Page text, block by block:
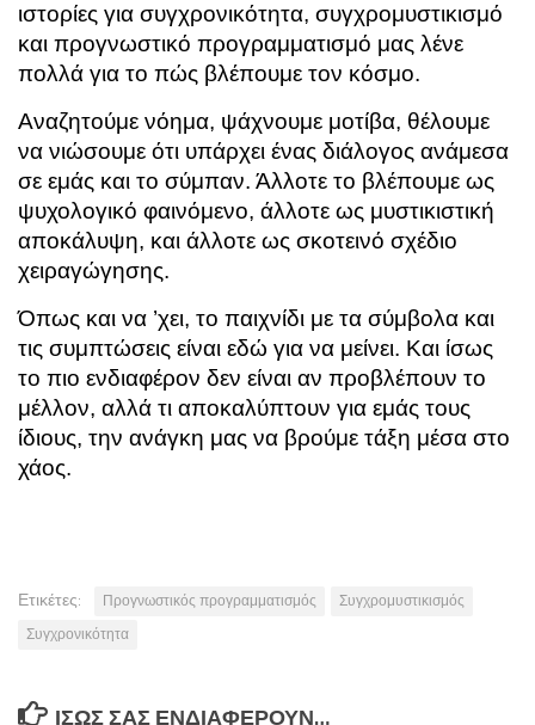
ιστορίες για συγχρονικότητα, συγχρομυστικισμό
και προγνωστικό προγραμματισμό μας λένε
πολλά για το πώς βλέπουμε τον κόσμο.
Αναζητούμε νόημα, ψάχνουμε μοτίβα, θέλουμε
να νιώσουμε ότι υπάρχει ένας διάλογος ανάμεσα
σε εμάς και το σύμπαν. Άλλοτε το βλέπουμε ως
ψυχολογικό φαινόμενο, άλλοτε ως μυστικιστική
αποκάλυψη, και άλλοτε ως σκοτεινό σχέδιο
χειραγώγησης.
Όπως και να ’χει, το παιχνίδι με τα σύμβολα και
τις συμπτώσεις είναι εδώ για να μείνει. Και ίσως
το πιο ενδιαφέρον δεν είναι αν προβλέπουν το
μέλλον, αλλά τι αποκαλύπτουν για εμάς τους
ίδιους, την ανάγκη μας να βρούμε τάξη μέσα στο
χάος.
Ετικέτες: Προγνωστικός προγραμματισμός
Συγχρομυστικισμός
Συγχρονικότητα
ΊΣΩΣ ΣΑΣ ΕΝΔΙΑΦΈΡΟΥΝ…